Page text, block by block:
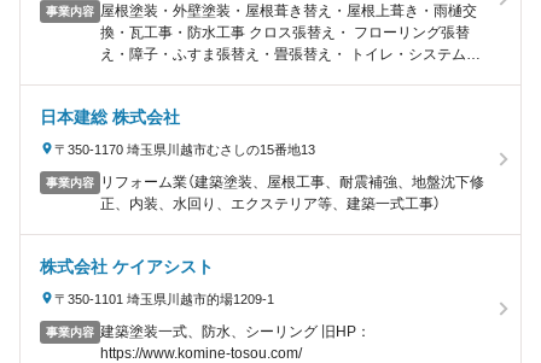
事業内容 屋根塗装・外壁塗装・屋根葺き替え・屋根上葺き・雨樋交
換・瓦工事・防水工事 クロス張替え・ フローリング張替
え・障子・ふすま張替え・畳張替え・ トイレ・システムキ
日本建総 株式会社
〒350-1170 埼玉県川越市むさしの15番地13
事業内容
リフォーム業（建築塗装、屋根工事、耐震補強、地盤沈下修
正、内装、水回り、エクステリア等、建築一式工事）
株式会社 ケイアシスト
〒350-1101 埼玉県川越市的場1209-1
事業内容 建築塗装一式、防水、シーリング 旧HP：
https://www.komine-tosou.com/